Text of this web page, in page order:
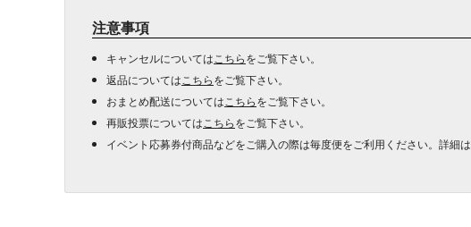
注意事項
キャンセルについては こちらをご覧下さい。
返品については こちらをご覧下さい。
おまとめ配送については こちらをご覧下さい。
再販投票については こちらをご覧下さい。
イベント応募券付商品などをご購入の際は毎度便をご利用ください。詳細は